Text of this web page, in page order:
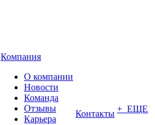
Компания
О компании
Новости
Команда
Отзывы
Карьера
Контакты + ЕЩЕ